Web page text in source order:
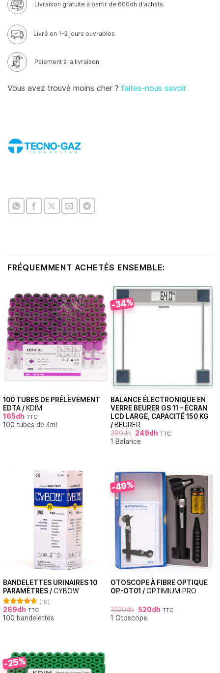
Livraison gratuite à partir de 600dh d'achats
Livré en 1-2 jours ouvrables
Paiement à la livraison
Vous avez trouvé moins cher ? faites-nous savoir
FRÉQUEMMENT ACHETÉS ENSEMBLE:
100 TUBES DE PRÉLÈVEMENT
EDTA / KDIM
165dh TTC
100 tubes de 4ml
-34%
BALANCE ÉLECTRONIQUE EN
VERRE BEURER GS 11 – ÉCRAN
LCD LARGE, CAPACITÉ 150 KG
/ BEURER
380dh 249dh TTC
1 Balance
BANDELETTES URINAIRES 10
PARAMÈTRES /CYBOW
Note4.70
sur 5
(10)
269dh TTC
100 bandelettes
-49%
OTOSCOPE À FIBRE OPTIQUE
OP-OT01 /OPTIMIUM PRO
1020dh 520dh TTC
1 Otoscope
-25%